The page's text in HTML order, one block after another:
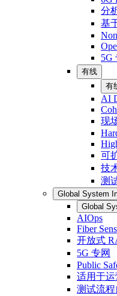
分
基
5G
有线
有
AI
现
可
技
测
Global System
Global
AIOps
Fiber
开放式
5G 专网
Public
适用于
测试流